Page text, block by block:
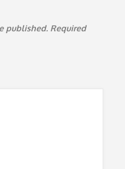
published. Required